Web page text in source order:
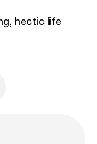
hectic life